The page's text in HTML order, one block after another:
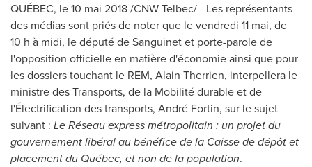
QUÉBEC, le 10 mai 2018 /CNW Telbec/ - Les représentants
des médias sont priés de noter que le vendredi 11 mai, de
10 h à midi, le député de Sanguinet et porte-parole de
l'opposition officielle en matière d'économie ainsi que pour
les dossiers touchant le REM, Alain Therrien, interpellera le
ministre des Transports, de la Mobilité durable et de
l'Électrification des transports, André Fortin, sur le sujet
suivant : Le Réseau express métropolitain : un projet du
gouvernement libéral au bénéfice de la Caisse de dépôt et
placement du Québec, et non de la population.